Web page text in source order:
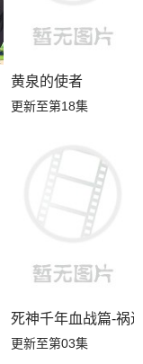
黄泉的使者
更新至第18集
死神千年血战篇-祸
更新至第03集